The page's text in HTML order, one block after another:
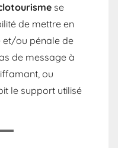
se
de mettre en
et/ou pénale de
de message à
ou
le support utilisé